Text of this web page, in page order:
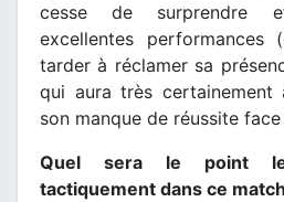
cesse de surprendre
excellentes
tarder à réclamer sa
qui aura très
son manque de réussite face
Quel sera le point
tactiquement dans ce